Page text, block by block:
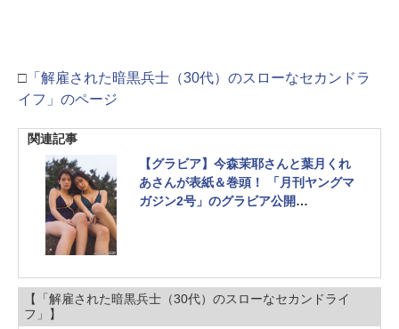
□ 「解雇された暗黒兵士（30代）のスローなセカンドラ
イフ」のページ
関連記事
【グラビア】今森茉耶さんと葉月くれ
あさんが表紙＆巻頭！ 「月刊ヤングマ
ガジン2号」のグラビア公開
【「解雇された暗黒兵士（30代）のスローなセカンドライ
フ」】